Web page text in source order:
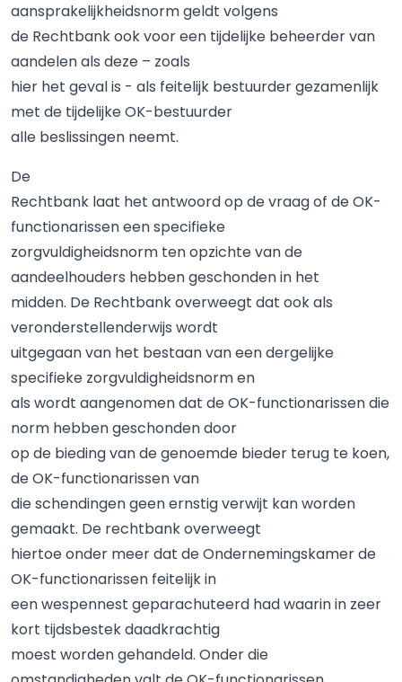
aansprakelijkheidsnorm geldt volgens
de Rechtbank ook voor een tijdelijke beheerder van
aandelen als deze – zoals
hier het geval is - als feitelijk bestuurder gezamenlijk
met de tijdelijke OK-bestuurder
alle beslissingen neemt.
De
Rechtbank laat het antwoord op de vraag of de OK-
functionarissen een specifieke
zorgvuldigheidsnorm ten opzichte van de
aandeelhouders hebben geschonden in het
midden. De Rechtbank overweegt dat ook als
veronderstellenderwijs wordt
uitgegaan van het bestaan van een dergelijke
specifieke zorgvuldigheidsnorm en
als wordt aangenomen dat de OK-functionarissen die
norm hebben geschonden door
op de bieding van de genoemde bieder terug te koen,
de OK-functionarissen van
die schendingen geen ernstig verwijt kan worden
gemaakt. De rechtbank overweegt
hiertoe onder meer dat de Ondernemingskamer de
OK-functionarissen feitelijk in
een wespennest geparachuteerd had waarin in zeer
kort tijdsbestek daadkrachtig
moest worden gehandeld. Onder die